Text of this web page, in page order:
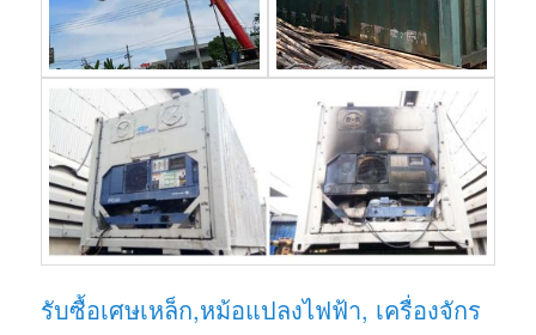
รับซื้อเศษเหล็ก,หม้อแปลงไฟฟ้า, เครื่องจักร